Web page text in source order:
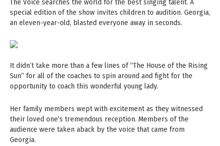
The Voice searches the world for the best singing talent. A
special edition of the show invites children to audition. Georgia,
an eleven-year-old, blasted everyone away in seconds.
It didn’t take more than a few lines of “The House of the Rising
Sun” for all of the coaches to spin around and fight for the
opportunity to coach this wonderful young lady.
Her family members wept with excitement as they witnessed
their loved one’s tremendous reception. Members of the
audience were taken aback by the voice that came from
Georgia.